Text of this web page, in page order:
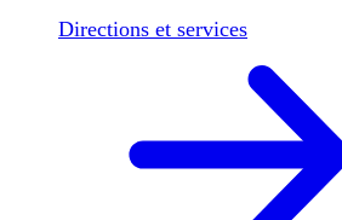
Directions et services